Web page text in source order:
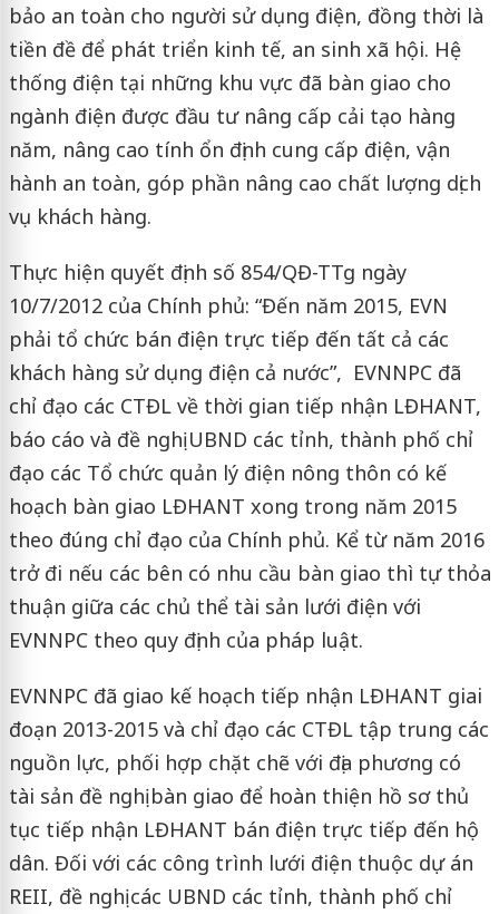
bảo an toàn cho người sử dụng điện, đồng thời là
tiền đề để phát triển kinh tế, an sinh xã hội. Hệ
thống điện tại những khu vực đã bàn giao cho
ngành điện được đầu tư nâng cấp cải tạo hàng
năm, nâng cao tính ổn định cung cấp điện, vận
hành an toàn, góp phần nâng cao chất lượng dịch
vụ khách hàng.
Thực hiện quyết định số 854/QĐ-TTg ngày
10/7/2012 của Chính phủ: “Đến năm 2015, EVN
phải tổ chức bán điện trực tiếp đến tất cả các
khách hàng sử dụng điện cả nước”, EVNNPC đã
chỉ đạo các CTĐL về thời gian tiếp nhận LĐHANT,
báo cáo và đề nghị UBND các tỉnh, thành phố chỉ
đạo các Tổ chức quản lý điện nông thôn có kế
hoạch bàn giao LĐHANT xong trong năm 2015
theo đúng chỉ đạo của Chính phủ. Kể từ năm 2016
trở đi nếu các bên có nhu cầu bàn giao thì tự thỏa
thuận giữa các chủ thể tài sản lưới điện với
EVNNPC theo quy định của pháp luật.
EVNNPC đã giao kế hoạch tiếp nhận LĐHANT giai
đoạn 2013-2015 và chỉ đạo các CTĐL tập trung các
nguồn lực, phối hợp chặt chẽ với địa phương có
tài sản đề nghị bàn giao để hoàn thiện hồ sơ thủ
tục tiếp nhận LĐHANT bán điện trực tiếp đến hộ
dân. Đối với các công trình lưới điện thuộc dự án
REII, đề nghị các UBND các tỉnh, thành phố chỉ